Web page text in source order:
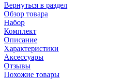
Вернуться в раздел
Обзор товара
Набор
Комплект
Описание
Характеристики
Аксессуары
Отзывы
Похожие товары